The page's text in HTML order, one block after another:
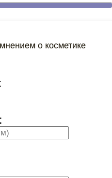
о косметике